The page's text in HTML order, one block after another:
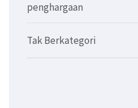
penghargaan
Tak Berkategori